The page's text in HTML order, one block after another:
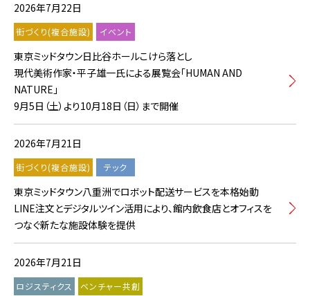
2026年7月22日
街づくり(複合施設) イベント
東京ミッドタウン日比谷ホールこけら落とし
現代美術作家・平子雄一氏による展覧会「HUMAN AND
NATURE」
9月5日（土）より10月18日（日）まで開催
2026年7月21日
街づくり(複合施設) テック
東京ミッドタウン八重洲でロボット配送サービスを本格始動
LINE注文とデジタルツイン活用により、館内飲食店とオフィスを
つなぐ新たな施設体験を提供
2026年7月21日
ロジスティクス ベンチャー共創